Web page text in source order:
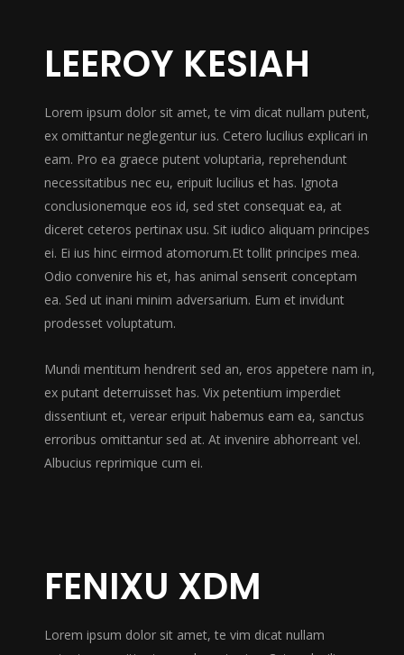
LEEROY KESIAH
Lorem ipsum dolor sit amet, te vim dicat nullam putent,
ex omittantur neglegentur ius. Cetero lucilius explicari in
eam. Pro ea graece putent voluptaria, reprehendunt
necessitatibus nec eu, eripuit lucilius et has. Ignota
conclusionemque eos id, sed stet consequat ea, at
diceret ceteros pertinax usu. Sit iudico aliquam principes
ei. Ei ius hinc eirmod atomorum.Et tollit principes mea.
Odio convenire his et, has animal senserit conceptam
ea. Sed ut inani minim adversarium. Eum et invidunt
prodesset voluptatum.
Mundi mentitum hendrerit sed an, eros appetere nam in,
ex putant deterruisset has. Vix petentium imperdiet
dissentiunt et, verear eripuit habemus eam ea, sanctus
erroribus omittantur sed at. At invenire abhorreant vel.
Albucius reprimique cum ei.
FENIXU XDM
Lorem ipsum dolor sit amet, te vim dicat nullam